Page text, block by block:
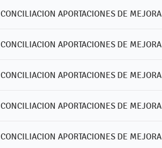
CONCILIACION APORTACIONES DE MEJORA
CONCILIACION APORTACIONES DE MEJORA
CONCILIACION APORTACIONES DE MEJORA
CONCILIACION APORTACIONES DE MEJORA
CONCILIACION APORTACIONES DE MEJORA